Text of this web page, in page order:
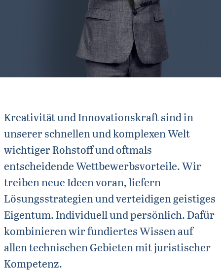
Kreativität und Innovationskraft sind in
unserer schnellen und komplexen Welt
wichtiger Rohstoff und oftmals
entscheidende Wettbewerbsvorteile. Wir
treiben neue Ideen voran, liefern
Lösungsstrategien und verteidigen geistiges
Eigentum. Individuell und persönlich. Dafür
kombinieren wir fundiertes Wissen auf
allen technischen Gebieten mit juristischer
Kompetenz.